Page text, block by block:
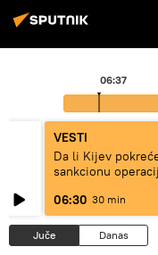
06:37
VESTI
Da li Kijev
sankcionu
06:30 30 min
Juče Danas